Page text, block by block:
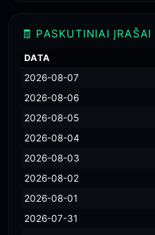
🧾 PASKUTINIAI ĮRAŠAI
DATA
2026-08-07
2026-08-06
2026-08-05
2026-08-04
2026-08-03
2026-08-02
2026-08-01
2026-07-31